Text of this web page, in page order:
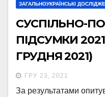
ЗАГАЛЬНОУКРАЇНСЬКІ
СУСПІЛЬНО-
ПІДСУМКИ
ГРУДНЯ 2021)
ГРУ 23, 2021
За результатами